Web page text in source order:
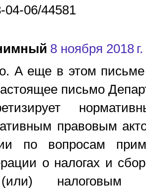
06/44581
8 ноября 2018
А еще в этом
письмо
правовым
по вопросам
о налогах и
налоговым